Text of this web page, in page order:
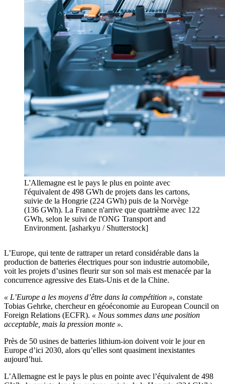
L'Allemagne est le pays le plus en pointe avec
l'équivalent de 498 GWh de projets dans les cartons,
suivie de la Hongrie (224 GWh) puis de la Norvège
(136 GWh). La France n'arrive que quatrième avec 122
GWh, selon le suivi de l'ONG Transport and
Environment. [asharkyu / Shutterstock]
L’Europe, qui tente de rattraper un retard considérable dans la
production de batteries électriques pour son industrie automobile,
voit les projets d’usines fleurir sur son sol mais est menacée par la
concurrence agressive des Etats-Unis et de la Chine.
« L’Europe a les moyens d’être dans la compétition », constate
Tobias Gehrke, chercheur en géoéconomie au European Council on
Foreign Relations (ECFR). « Nous sommes dans une position
acceptable, mais la pression monte ».
Près de 50 usines de batteries lithium-ion doivent voir le jour en
Europe d’ici 2030, alors qu’elles sont quasiment inexistantes
aujourd’hui.
L’Allemagne est le pays le plus en pointe avec l’équivalent de 498